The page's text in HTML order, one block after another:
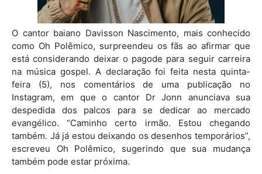
O cantor baiano Davisson Nascimento, mais conhecido
como Oh Polêmico, surpreendeu os fãs ao afirmar que
está considerando deixar o pagode para seguir carreira
na música gospel. A declaração foi feita nesta quinta-
feira (5), nos comentários de uma publicação no
Instagram, em que o cantor Dr Jonn anunciava sua
despedida dos palcos para se dedicar ao mercado
evangélico. “Caminho certo irmão. Estou chegando
também. Já já estou deixando os desenhos temporários”,
escreveu Oh Polêmico, sugerindo que sua mudança
também pode estar próxima.